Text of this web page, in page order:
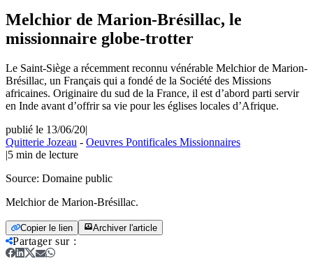
Melchior de Marion-Brésillac, le
missionnaire globe-trotter
Le Saint-Siège a récemment reconnu vénérable Melchior de Marion-
Brésillac, un Français qui a fondé de la Société des Missions
africaines. Originaire du sud de la France, il est d’abord parti servir
en Inde avant d’offrir sa vie pour les églises locales d’Afrique.
publié le 13/06/20|
Quitterie Jozeau - Oeuvres Pontificales Missionnaires
|5 min de lecture
Source: Domaine public
Melchior de Marion-Brésillac.
Copier le lien Archiver l'article
Partager sur: